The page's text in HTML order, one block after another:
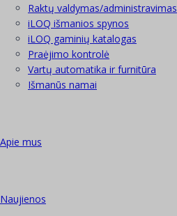
Raktų valdymas/administravimas
iLOQ išmanios spynos
iLOQ gaminių katalogas
Praėjimo kontrolė
Vartų automatika ir furnitūra
Išmanūs namai
Apie mus
Naujienos